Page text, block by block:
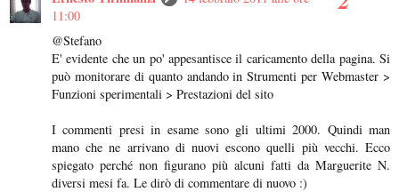
11:00
@Stefano
E' evidente che un po' appesantisce il caricamento della pagina. Si
può monitorare di quanto andando in Strumenti per Webmaster >
Funzioni sperimentali > Prestazioni del sito
I commenti presi in esame sono gli ultimi 2000. Quindi man
mano che ne arrivano di nuovi escono quelli più vecchi. Ecco
spiegato perché non figurano più alcuni fatti da Marguerite N.
diversi mesi fa. Le dirò di commentare di nuovo :)